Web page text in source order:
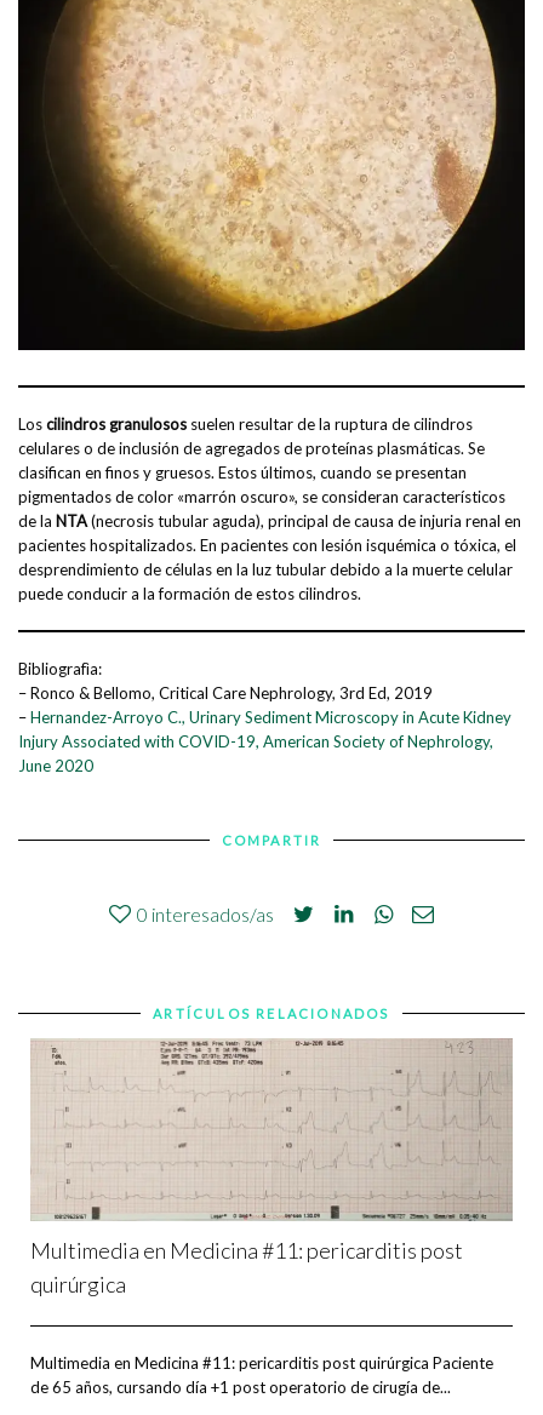
Loscilindros granulosos suelen resultar de la ruptura de cilindros
celulares o de inclusión de agregados de proteínas plasmáticas. Se
clasifican en finos y gruesos. Estos últimos, cuando se presentan
pigmentados de color «marrón oscuro», se consideran característicos
de la NTA(necrosis tubular aguda), principal de causa de injuria renal en
pacientes hospitalizados. En pacientes con lesión isquémica o tóxica, el
desprendimiento de células en la luz tubular debido a la muerte celular
puede conducir a la formación de estos cilindros.
Bibliografìa:
– Ronco & Bellomo, Critical Care Nephrology, 3rd Ed, 2019
–Hernandez-Arroyo C., Urinary Sediment Microscopy in Acute Kidney
Injury Associated with COVID-19, American Society of Nephrology,
June 2020
COMPARTIR
0 interesados/as
ARTÍCULOS RELACIONADOS
Multimedia en Medicina #11: pericarditis post
quirúrgica
Multimedia en Medicina #11: pericarditis post quirúrgica Paciente
de 65 años, cursando día +1 post operatorio de cirugía de...